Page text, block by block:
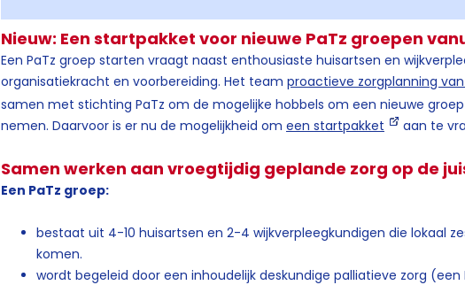
Nieuw: Een startpakket voor nieuwe PaTz groepen
Een PaTz groep starten vraagt naast enthousiaste huisartsen en
organisatiekracht en voorbereiding. Het team proactieve zorgplanning van
samen met stichting PaTz om de mogelijke hobbels om een nieuwe
nemen. Daarvoor is er nu de mogelijkheid om een startpakket aan te
Samen werken aan vroegtijdig geplande zorg op de
Een PaTz groep:
bestaat uit 4-10 huisartsen en 2-4 wijkverpleegkundigen die lokaal
komen.
wordt begeleid door een inhoudelijk deskundige palliatieve zorg (een